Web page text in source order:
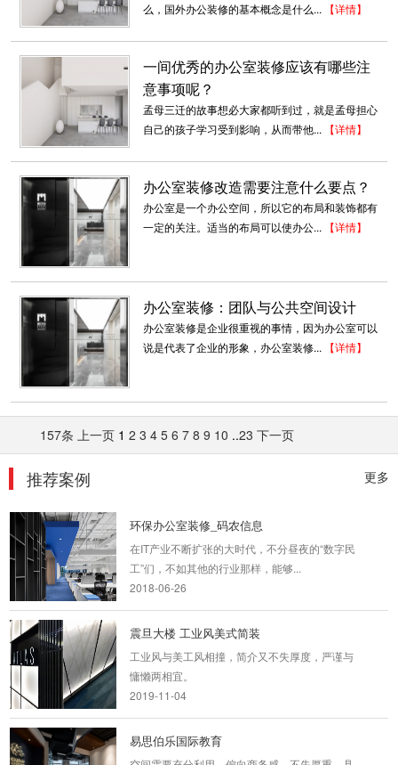
么，国外办公装修的基本概念是什么... 【详情】
一间优秀的办公室装修应该有哪些注
意事项呢？
孟母三迁的故事想必大家都听到过，就是孟母担心
自己的孩子学习受到影响，从而带他... 【详情】
办公室装修改造需要注意什么要点？
办公室是一个办公空间，所以它的布局和装饰都有
一定的关注。适当的布局可以使办公... 【详情】
办公室装修：团队与公共空间设计
办公室装修是企业很重视的事情，因为办公室可以
说是代表了企业的形象，办公室装修... 【详情】
157条 上一页 1 2 3 4 5 6 7 8 9 10 ..23 下一页
更多
推荐案例
房产办公室装修
传统中式家具无疑是整个空间当仁不让的主角，
深圳厂房办公室装修
深圳东森装饰公司是一家专业承接深圳厂房装修
的装饰公司。我们有多年的深圳厂房...
主题办公室装修_广州远洋
空间设计中充分利用了来自自然光线、为本来就
独树一帜的智慧办公赋予了灵动...
环保办公室装修_码农信息
在IT产业不断扩张的大时代，不分昼夜的“数字民
工”们，不如其他的行业那样，能够...
2018-06-26
震旦大楼 工业风美式简装
工业风与美工风相撞，简介又不失厚度，严谨与
慵懒两相宜。
2019-11-04
易思伯乐国际教育
空间需要充分利用，偏向商务感，不失厚重，具